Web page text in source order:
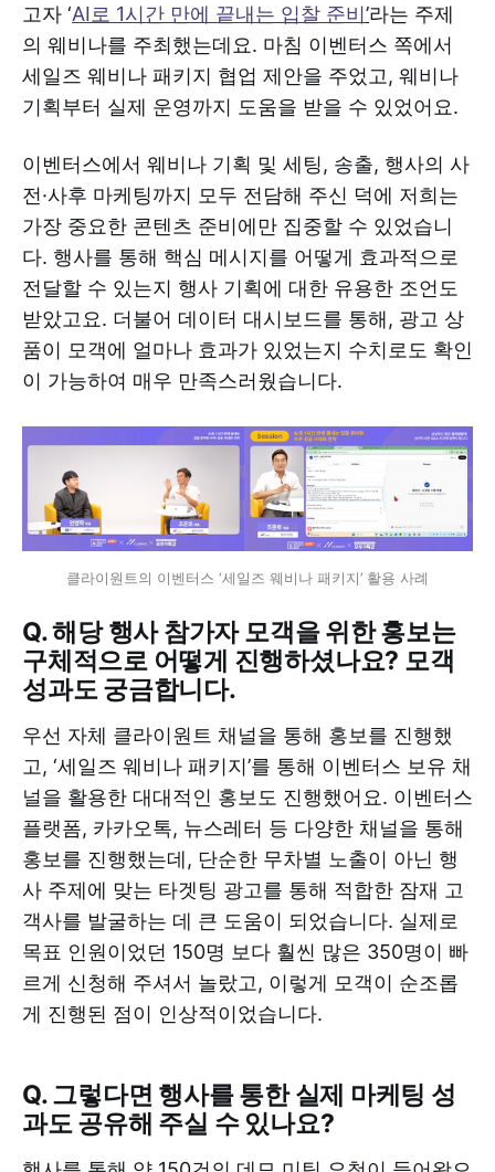
고자 ‘AI로 1시간 만에 끝내는 입찰 준비’라는 주제
의 웨비나를 주최했는데요. 마침 이벤터스 쪽에서
세일즈 웨비나 패키지 협업 제안을 주었고, 웨비나
기획부터 실제 운영까지 도움을 받을 수 있었어요.
이벤터스에서 웨비나 기획 및 세팅, 송출, 행사의 사
전·사후 마케팅까지 모두 전담해 주신 덕에 저희는
가장 중요한 콘텐츠 준비에만 집중할 수 있었습니
다. 행사를 통해 핵심 메시지를 어떻게 효과적으로
전달할 수 있는지 행사 기획에 대한 유용한 조언도
받았고요. 더불어 데이터 대시보드를 통해, 광고 상
품이 모객에 얼마나 효과가 있었는지 수치로도 확인
이 가능하여 매우 만족스러웠습니다.
클라이원트의 이벤터스 ‘세일즈 웨비나 패키지’ 활용 사례
Q. 해당 행사 참가자 모객을 위한 홍보는
구체적으로 어떻게 진행하셨나요? 모객
성과도 궁금합니다.
우선 자체 클라이원트 채널을 통해 홍보를 진행했
고, ‘세일즈 웨비나 패키지’를 통해 이벤터스 보유 채
널을 활용한 대대적인 홍보도 진행했어요. 이벤터스
플랫폼, 카카오톡, 뉴스레터 등 다양한 채널을 통해
홍보를 진행했는데, 단순한 무차별 노출이 아닌 행
사 주제에 맞는 타겟팅 광고를 통해 적합한 잠재 고
객사를 발굴하는 데 큰 도움이 되었습니다. 실제로
목표 인원이었던 150명 보다 훨씬 많은 350명이 빠
르게 신청해 주셔서 놀랐고, 이렇게 모객이 순조롭
게 진행된 점이 인상적이었습니다.
Q. 그렇다면 행사를 통한 실제 마케팅 성
과도 공유해 주실 수 있나요?